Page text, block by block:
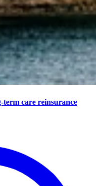
term care reinsurance